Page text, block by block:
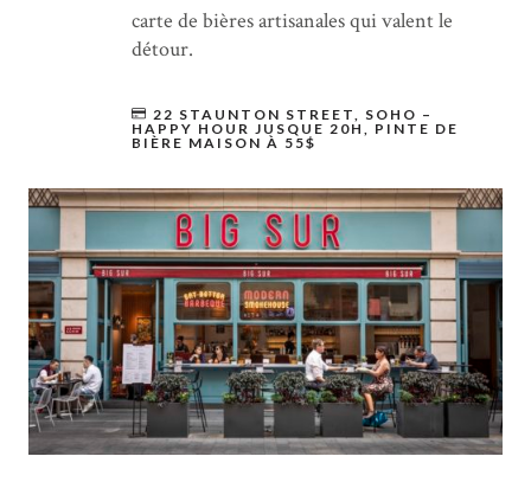
carte de bières artisanales qui valent le
détour.
22 STAUNTON STREET, SOHO –
HAPPY HOUR JUSQUE 20H, PINTE DE
BIÈRE MAISON À 55$